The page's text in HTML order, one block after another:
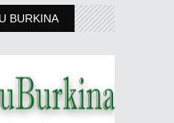
BURKINA